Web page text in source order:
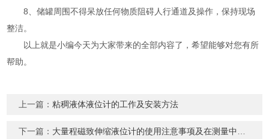
8、储罐周围不得呆放任何物质阻碍人行通道及操作，保持现场
整洁。
以上就是小编今天为大家带来的全部内容了，希望能够对您有所
帮助。
上一篇：粘稠液体液位计的工作及安装方法
下一篇： 大量程磁致伸缩液位计的使用注意事项及在测量中的优点介绍